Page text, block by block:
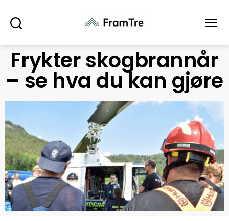
Frykter skogbrannår
– se hva du kan gjøre